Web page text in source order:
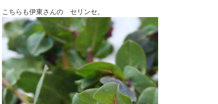
こちらも伊東さんの セリンセ。